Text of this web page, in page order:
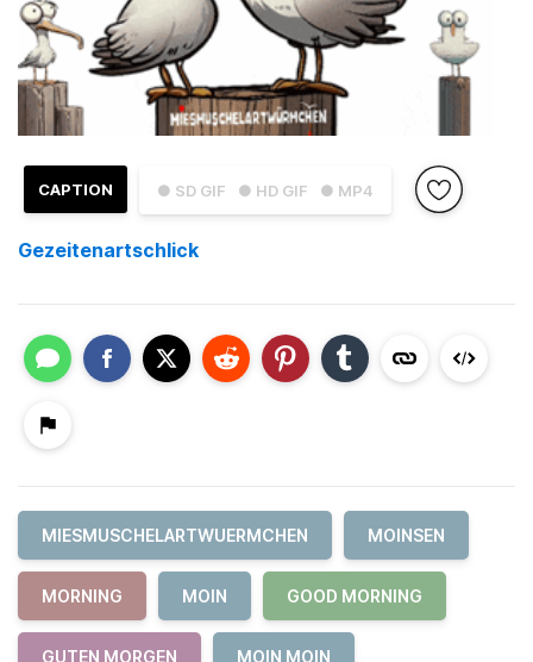
● SD GIF ● HD GIF ● MP4
CAPTION
Gezeitenartschlick
MIESMUSCHELARTWUERMCHEN MOINSEN
MORNING MOIN GOOD MORNING
GUTEN MORGEN MOIN MOIN